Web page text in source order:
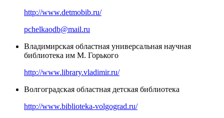
http://www.detmobib.ru/
pchelkaodb@mail.ru
Владимирская областная универсальная научная
библиотека им М. Горького
http://www.library.vladimir.ru/
Волгоградская областная детская библиотека
http://www.biblioteka-volgograd.ru/